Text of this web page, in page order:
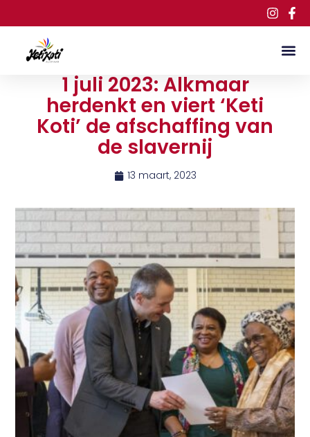
1 juli 2023: Alkmaar
herdenkt en viert ‘Keti
Koti’ de afschaffing van
de slavernij
13 maart, 2023